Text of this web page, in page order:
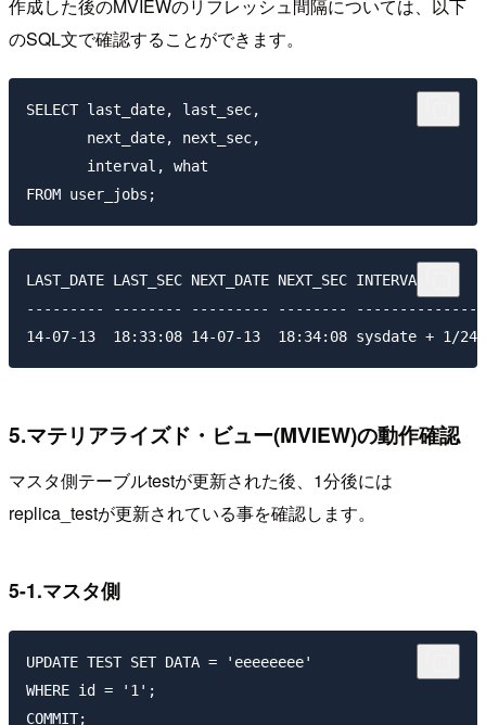
作成した後のMVIEWのリフレッシュ間隔については、以下
のSQL文で確認することができます。
SELECT last_date, last_sec,
       next_date, next_sec,
       interval, what
--------- -------- --------- --------
14-07-13  18:33:08 14-07-13  18:34:08 sysdate + 1/24/
5.マテリアライズド・ビュー(MVIEW)の動作確認
マスタ側テーブルtestが更新された後、1分後には
replica_testが更新されている事を確認します。
5-1.マスタ側
UPDATE TEST SET DATA = 'eeeeeeee'
WHERE id = '1';